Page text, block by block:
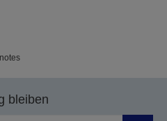
bleiben